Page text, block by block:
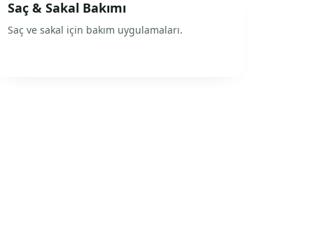
Saç & Sakal Bakımı
Saç ve sakal için bakım uygulamaları.